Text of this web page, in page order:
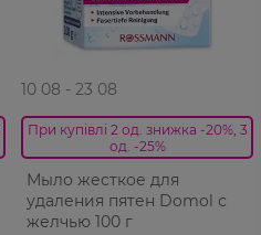
10 08 - 23 08
При купівлі 2 од. знижка -20%, 3
од. -25%
Мыло жесткое для
удаления пятен Domol с
желчью 100 г